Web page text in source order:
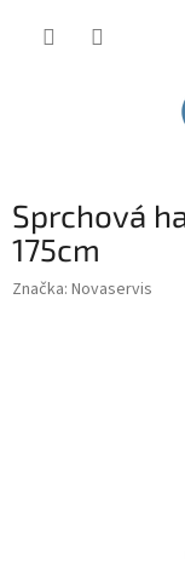
Sprchová
175cm
Značka: Novaservis